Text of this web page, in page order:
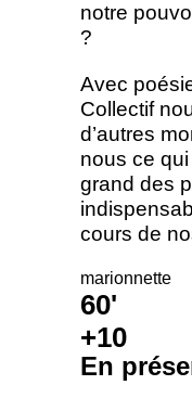
notre
?
Avec
Collectif
d’autres
nous ce
grand des
cours de
marionnette
60'
+10
En